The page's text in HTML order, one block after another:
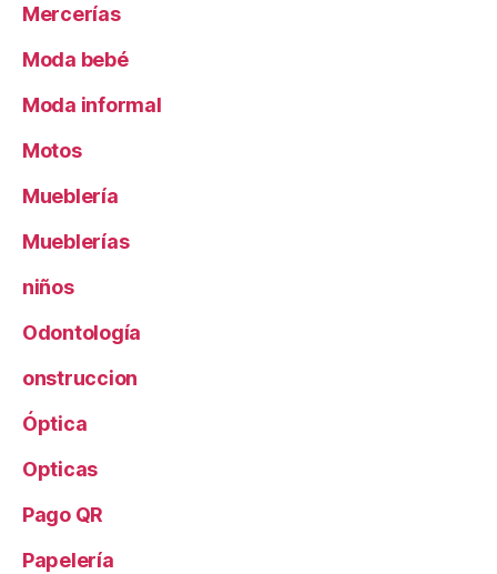
Mercerías
Moda bebé
Moda informal
Motos
Mueblería
Mueblerías
niños
Odontología
onstruccion
Óptica
Opticas
Pago QR
Papelería